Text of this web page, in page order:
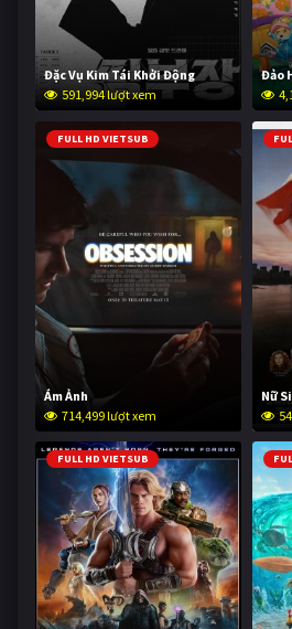
Đặc Vụ Kim Tái Khởi Động
591,994 lượt xem
Đảo
FULL HD VIETSUB
Ám Ảnh
714,499 lượt xem
Nữ
FULL HD VIETSUB